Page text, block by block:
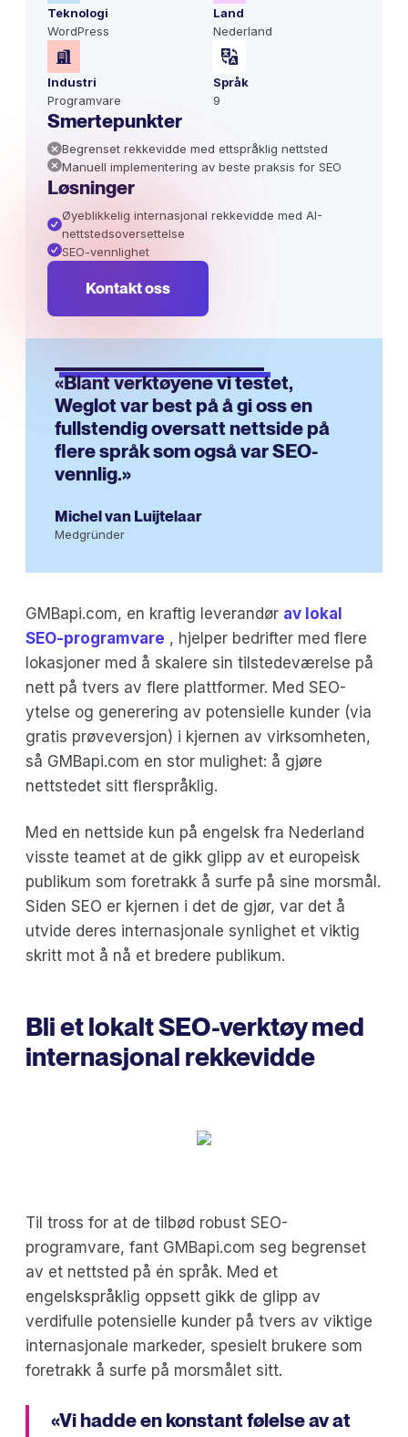
Teknologi
WordPress
Land
Nederland
Industri
Programvare
Språk
9
Smertepunkter
Begrenset rekkevidde med ettspråklig nettsted
Manuell implementering av beste praksis for SEO
Løsninger
Øyeblikkelig internasjonal rekkevidde med AI-
nettstedsoversettelse
SEO-vennlighet
Kontakt oss
«Blant verktøyene vi testet,
Weglot var best på å gi oss en
fullstendig oversatt nettside på
flere språk som også var SEO-
vennlig.»
Michel van Luijtelaar
Medgründer
GMBapi.com, en kraftig leverandør av lokal
SEO-programvare , hjelper bedrifter med flere
lokasjoner med å skalere sin tilstedeværelse på
nett på tvers av flere plattformer. Med SEO-
ytelse og generering av potensielle kunder (via
gratis prøveversjon) i kjernen av virksomheten,
så GMBapi.com en stor mulighet: å gjøre
nettstedet sitt flerspråklig.
Med en nettside kun på engelsk fra Nederland
visste teamet at de gikk glipp av et europeisk
publikum som foretrakk å surfe på sine morsmål.
Siden SEO er kjernen i det de gjør, var det å
utvide deres internasjonale synlighet et viktig
skritt mot å nå et bredere publikum.
Bli et lokalt SEO-verktøy med
internasjonal rekkevidde
Til tross for at de tilbød robust SEO-
programvare, fant GMBapi.com seg begrenset
av et nettsted på én språk. Med et
engelskspråklig oppsett gikk de glipp av
verdifulle potensielle kunder på tvers av viktige
internasjonale markeder, spesielt brukere som
foretrakk å surfe på morsmålet sitt.
«Vi hadde en konstant følelse av at